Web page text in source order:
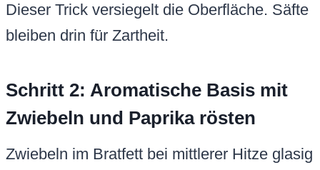
Dieser Trick versiegelt die Oberfläche. Säfte
bleiben drin für Zartheit.
Schritt 2: Aromatische Basis mit
Zwiebeln und Paprika rösten
Zwiebeln im Bratfett bei mittlerer Hitze glasig